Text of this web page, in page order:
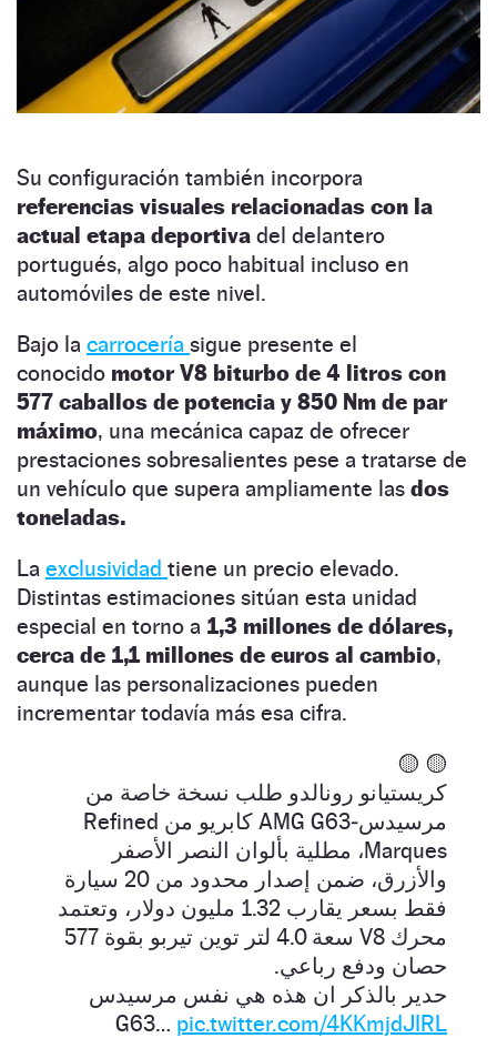
Su configuración también incorpora
referencias visuales relacionadas con la
actual etapa deportiva del delantero
portugués, algo poco habitual incluso en
automóviles de este nivel.
Bajo la carrocería sigue presente el
conocido motor V8 biturbo de 4 litros con
577 caballos de potencia y 850 Nm de par
máximo, una mecánica capaz de ofrecer
prestaciones sobresalientes pese a tratarse de
un vehículo que supera ampliamente las dos
toneladas.
La exclusividad tiene un precio elevado.
Distintas estimaciones sitúan esta unidad
especial en torno a 1,3 millones de dólares,
cerca de 1,1 millones de euros al cambio,
aunque las personalizaciones pueden
incrementar todavía más esa cifra.
🟡 🟡
كريستيانو رونالدو طلب نسخة خاصة من
مرسيدس‑AMG G63 كابريو من Refined
Marques، مطلية بألوان النصر الأصفر
والأزرق، ضمن إصدار محدود من 20 سيارة
فقط بسعر يقارب 1.32 مليون دولار، وتعتمد
محرك V8 سعة 4.0 لتر توين تيربو بقوة 577
حصان ودفع رباعي.
حدير بالذكر ان هذه هي نفس مرسيدس
G63… pic.twitter.com/4KKmjdJIRL